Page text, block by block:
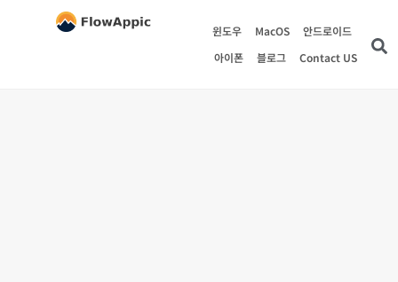
윈도우 MacOS
안드로이드
아이폰
블로그 Contact US